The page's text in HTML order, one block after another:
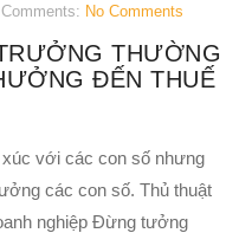
Comments: No Comments
THƯỜNG
ĐẾN THUẾ
với các con số nhưng
các con số. Thủ thuật
nghiệp Đừng tưởng